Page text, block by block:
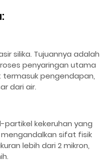
silika. Tujuannya adalah
penyaringan utama
pengendapan,
dari air.
partikel kekeruhan yang
sifat fisik
lebih dari 2 mikron,